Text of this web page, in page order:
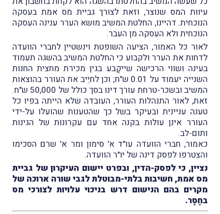
עיוות המס שנוצר, וזאת לצורך גביית מס אמת בעסקה
הנוכחית. דהיינו, החלטת המשיב מושא הערר ענינה העִסקה
הנוכחית ולא העִסקה מן העבר.
לאור כל האמור, הציעה השופטת וינשטיין לחברי הוועדה
לדחות את הערר ולקבוע כי החלטת המשיב בהשגה תעמוד
בעינה ושווי הרכישה שייקָבע בגין מכירת מחצית החנות
השנייה יעמוד על 0.01 ש"ח; וכן לחיֵיב את העורר בהוצאות
המשיב ובשכר-טרחת עורך דינו בסך כולל של 50,000 ש"ח.
זאת, לאור התנהלות העורר, העובדה שלא הייתה בפיו כל
טענה עניינית ובעיקר בשל כך שהטענות שהועלו על-ידי
העורר אינן עולות בקנה אחד עם עקרונות של הגינות
ותום-לב.
כאמור, חברי הוועדה עו"ד א' סימון ומר א' שרם הסכימו
והצטרפו לפסק דינה של יו"ר הוועדה.
נציין, כי לפסק-הדין, ובפרט יישום העיקרון של גביית
מס אמת, חשיבות בלתי-מבוטלת לגבי שורה ארוכה של
מקרים בהם הנישום דרש בניכוי עלויות לצורכי מס
בחֶסֶר.